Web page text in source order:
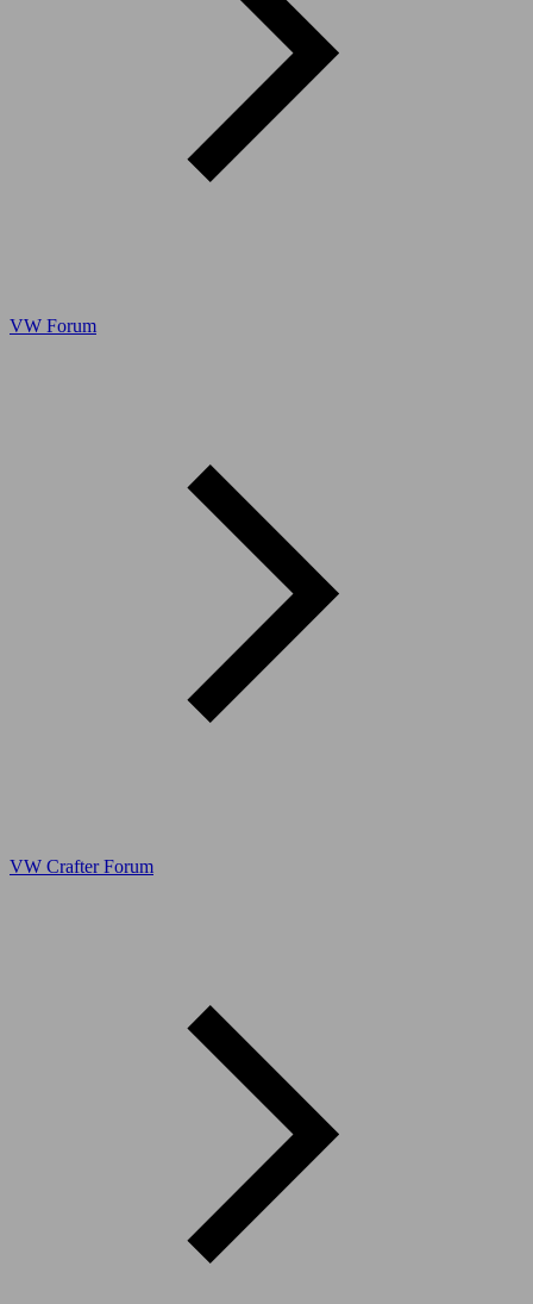
VW Forum
VW Crafter Forum